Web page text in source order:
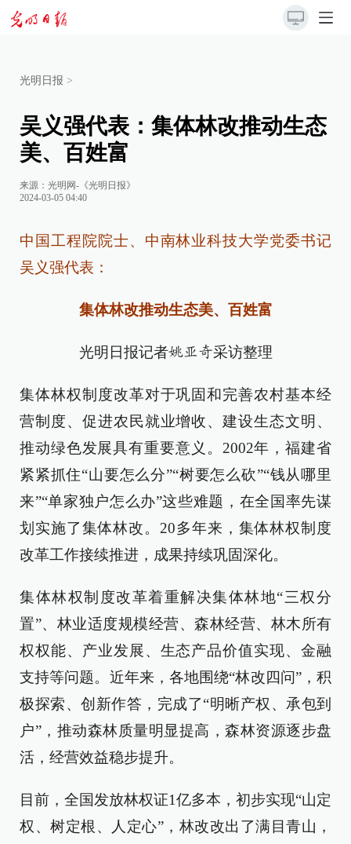
光明日报 >
吴义强代表：集体林改推动生态
美、百姓富
来源： 光明网-《光明日报》
2024-03-05 04:40
中国工程院院士、中南林业科技大学党委书记
吴义强代表：
集体林改推动生态美、百姓富
光明日报记者姚亚奇采访整理
集体林权制度改革对于巩固和完善农村基本经
营制度、促进农民就业增收、建设生态文明、
推动绿色发展具有重要意义。2002年，福建省
紧紧抓住“山要怎么分”“树要怎么砍”“钱从哪里
来”“单家独户怎么办”这些难题，在全国率先谋
划实施了集体林改。20多年来，集体林权制度
改革工作接续推进，成果持续巩固深化。
集体林权制度改革着重解决集体林地“三权分
置”、林业适度规模经营、森林经营、林木所有
权权能、产业发展、生态产品价值实现、金融
支持等问题。近年来，各地围绕“林改四问”，积
极探索、创新作答，完成了“明晰产权、承包到
户”，推动森林质量明显提高，森林资源逐步盘
活，经营效益稳步提升。
目前，全国发放林权证1亿多本，初步实现“山定
权、树定根、人定心”，林改改出了满目青山，